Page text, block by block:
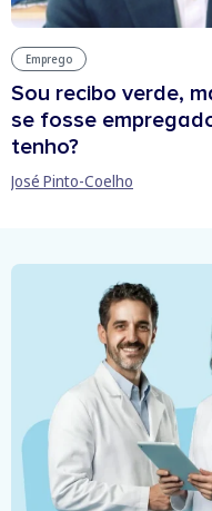
Emprego
Sou recibo verde,
se fosse
tenho?
José Pinto-Coelho